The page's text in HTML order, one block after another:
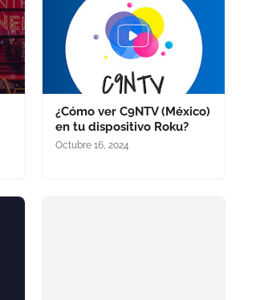
¿Cómo ver C9NTV (México)
en tu dispositivo Roku?
Octubre 16, 2024